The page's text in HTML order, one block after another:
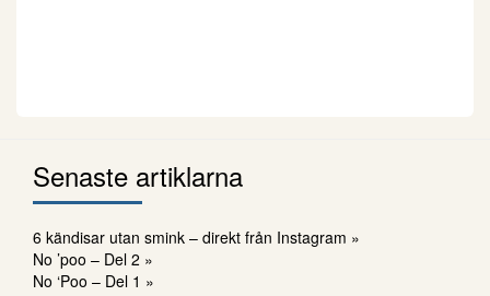
Senaste artiklarna
6 kändisar utan smink – direkt från Instagram »
No ’poo – Del 2 »
No ‘Poo – Del 1 »